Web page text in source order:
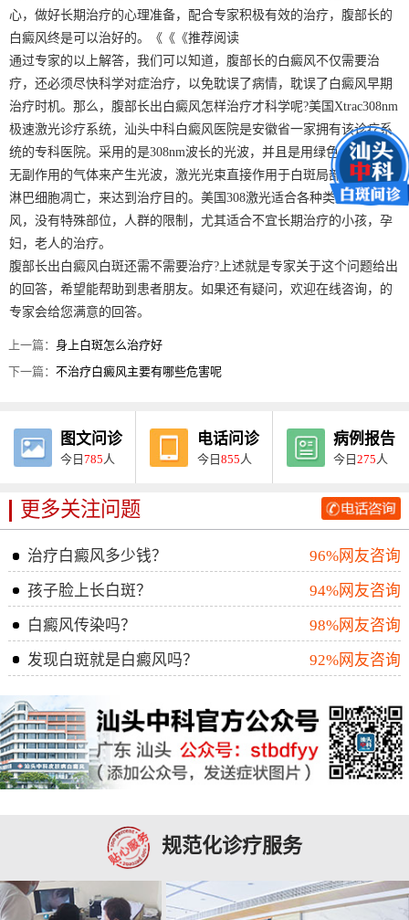
心，做好长期治疗的心理准备，配合专家积极有效的治疗，腹部长的
白癜风终是可以治好的。《《《推荐阅读
通过专家的以上解答，我们可以知道，腹部长的白癜风不仅需要治
疗，还必须尽快科学对症治疗，以免耽误了病情，耽误了白癜风早期
治疗时机。那么，腹部长出白癜风怎样治疗才科学呢?美国Xtrac308nm
极速激光诊疗系统，汕头中科白癜风医院是安徽省一家拥有该诊疗系
统的专科医院。采用的是308nm波长的光波，并且是用绿色，安全，
无副作用的气体来产生光波，激光光束直接作用于白斑局部，促进T
淋巴细胞凋亡，来达到治疗目的。美国308激光适合各种类型的白癜
风，没有特殊部位，人群的限制，尤其适合不宜长期治疗的小孩，孕
妇，老人的治疗。
腹部长出白癜风白斑还需不需要治疗?上述就是专家关于这个问题给出
的回答，希望能帮助到患者朋友。如果还有疑问，欢迎在线咨询，的
专家会给您满意的回答。
上一篇： 身上白斑怎么治疗好
下一篇：不治疗白癜风主要有哪些危害呢
图文问诊
今日785 人
电话问诊
今日855 人
病例报告
今日275 人
更多关注问题
治疗白癜风多少钱？
96%网友咨询
孩子脸上长白斑？
94%网友咨询
白癜风传染吗？
98%网友咨询
发现白斑就是白癜风吗？
92%网友咨询
规范化诊疗服务